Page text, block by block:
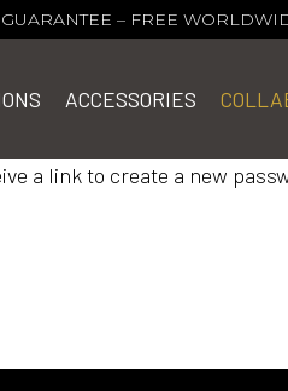
– FREE
ACCESSORIES
a link to create a new